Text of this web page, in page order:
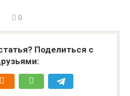
0
Поделиться с